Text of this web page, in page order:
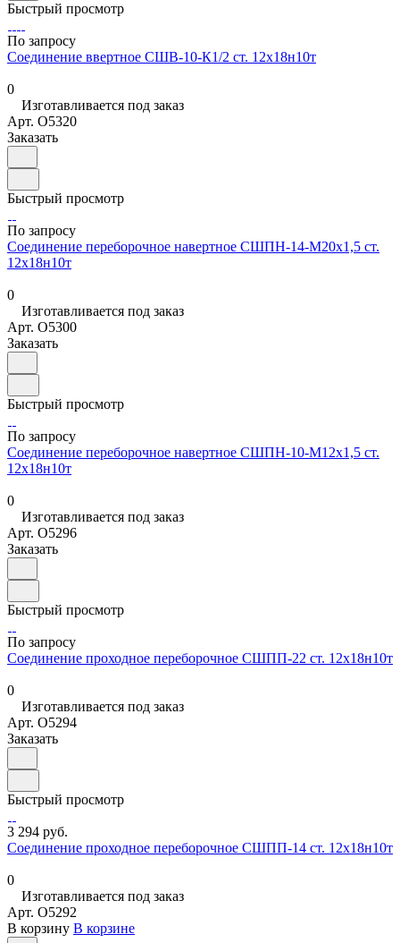
Быстрый просмотр
По запросу
Соединение ввертное СШВ-10-К1/2 ст. 12х18н10т
0
Изготавливается под заказ
Арт. O5320
Заказать
Быстрый просмотр
По запросу
Соединение переборочное навертное СШПН-14-М20х1,5 ст.
12х18н10т
0
Изготавливается под заказ
Арт. O5300
Заказать
Быстрый просмотр
По запросу
Соединение переборочное навертное СШПН-10-М12х1,5 ст.
12х18н10т
0
Изготавливается под заказ
Арт. O5296
Заказать
Быстрый просмотр
По запросу
Соединение проходное переборочное СШПП-22 ст. 12х18н10т
0
Изготавливается под заказ
Арт. O5294
Заказать
Быстрый просмотр
3 294 руб.
Соединение проходное переборочное СШПП-14 ст. 12х18н10т
0
Изготавливается под заказ
Арт. O5292
В корзину В корзине